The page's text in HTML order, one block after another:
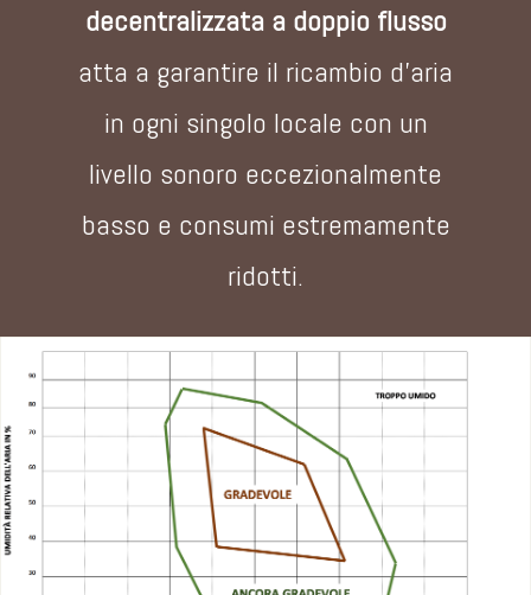
decentralizzata a doppio flusso
atta a garantire il ricambio d'aria
in ogni singolo locale con un
livello sonoro eccezionalmente
basso e consumi estremamente
ridotti.